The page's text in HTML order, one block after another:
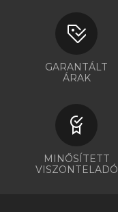
GARANTÁLT
ÁRAK
MINŐSÍTETT
VISZONTELADÓ